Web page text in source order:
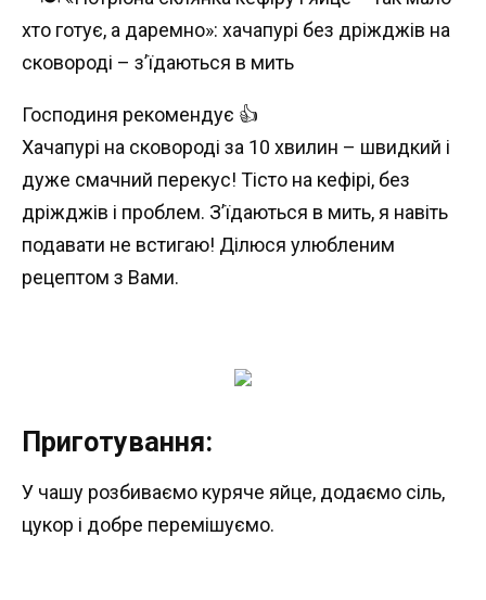
Господиня рекомендує 👍
Хачапурі на сковороді за 10 хвилин – швидкий і
дуже смачний перекус! Тісто на кефірі, без
дріжджів і проблем. З’їдаються в мить, я навіть
подавати не встигаю! Ділюся улюбленим
рецептом з Вами.
Приготування:
У чашу розбиваємо куряче яйце, додаємо сіль,
цукор і добре перемішуємо.